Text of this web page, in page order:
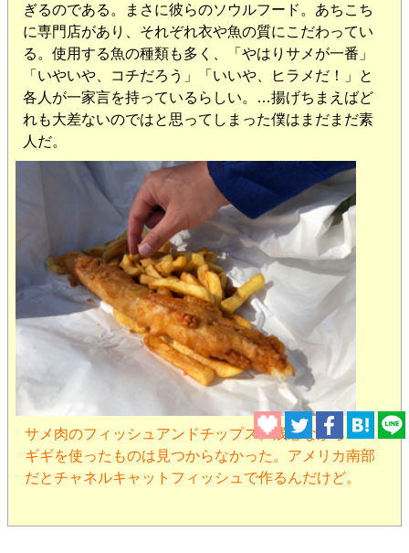
ぎるのである。まさに彼らのソウルフード。あちこち
に専門店があり、それぞれ衣や魚の質にこだわってい
る。使用する魚の種類も多く、「やはりサメが一番」
「いやいや、コチだろう」「いいや、ヒラメだ！」と
各人が一家言を持っているらしい。…揚げちまえばど
れも大差ないのではと思ってしまった僕はまだまだ素
人だ。
サメ肉のフィッシュアンドチップス。残念ながらハマ
ギギを使ったものは見つからなかった。アメリカ南部
だとチャネルキャットフィッシュで作るんだけど。